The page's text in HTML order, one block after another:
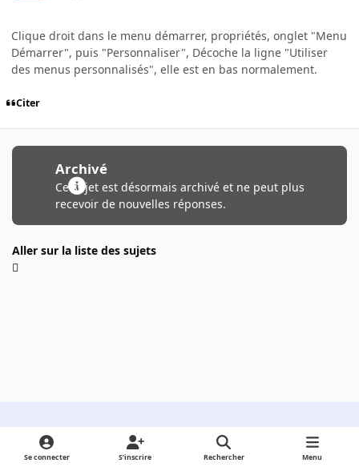
Clique droit dans le menu démarrer, propriétés, onglet "Menu
Démarrer", puis "Personnaliser", Décoche la ligne "Utiliser
des menus personnalisés", elle est en bas normalement.
Citer
Archivé
Ce sujet est désormais archivé et ne peut plus
recevoir de nouvelles réponses.
Aller sur la liste des sujets
Light ModeDark ModeSystem Preference
Se connecter S’inscrire Rechercher Menu